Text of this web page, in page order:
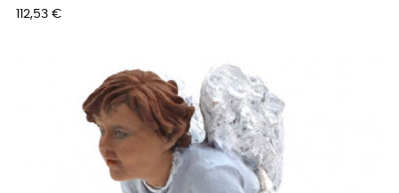
Prix
112,53 €